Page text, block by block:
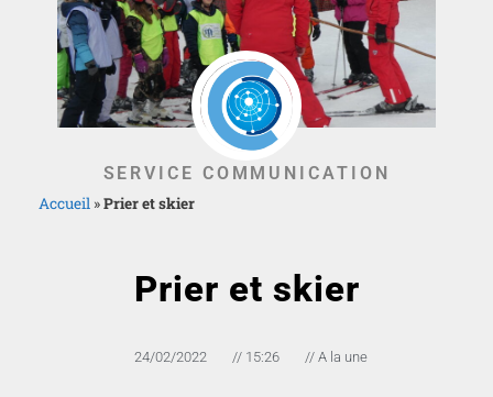
SERVICE COMMUNICATION
Accueil »Prier et skier
Prier et skier
24/02/2022 // 15:26 // A la une